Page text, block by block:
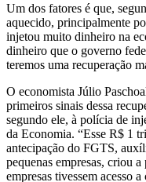
Um dos fatores é que,
aquecido, principalmente
injetou muito dinheiro na
dinheiro que o governo
teremos uma recuperação
O economista Júlio
primeiros sinais dessa
segundo ele, à polícia de
da Economia. “Esse R$ 1
antecipação do FGTS,
pequenas empresas, criou
empresas tivessem acesso